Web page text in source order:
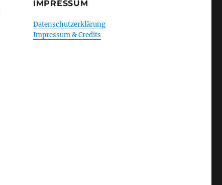
IMPRESSUM
Datenschutzerklärung
Impressum & Credits